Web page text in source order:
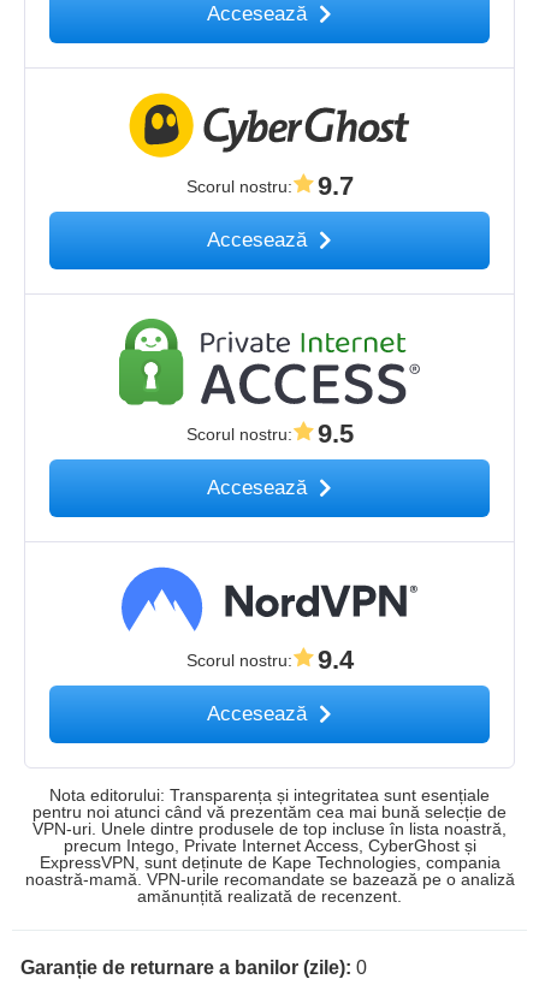
Accesează
Scorul nostru: 9.7
Accesează
Scorul nostru: 9.5
Accesează
Scorul nostru: 9.4
Accesează
Nota editorului: Transparența și integritatea sunt esențiale
pentru noi atunci când vă prezentăm cea mai bună selecție de
VPN-uri. Unele dintre produsele de top incluse în lista noastră,
precum Intego, Private Internet Access, CyberGhost și
ExpressVPN, sunt deținute de Kape Technologies, compania
noastră-mamă. VPN-urile recomandate se bazează pe o analiză
amănunțită realizată de recenzent.
Garanție de returnare a banilor (zile): 0